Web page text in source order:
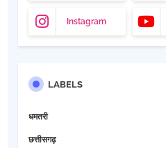
Instagram
LABELS
धमतरी
छत्तीसगढ़